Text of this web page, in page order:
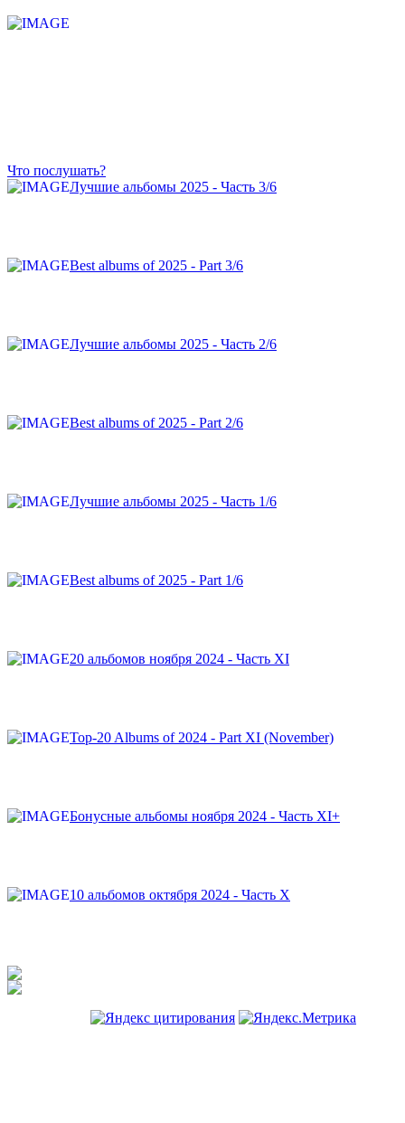
Что послушать?
Лучшие альбомы 2025 - Часть 3/6
Best albums of 2025 - Part 3/6
Лучшие альбомы 2025 - Часть 2/6
Best albums of 2025 - Part 2/6
Лучшие альбомы 2025 - Часть 1/6
Best albums of 2025 - Part 1/6
20 альбомов ноября 2024 - Часть XI
Top-20 Albums of 2024 - Part XI (November)
Бонусные альбомы ноября 2024 - Часть XI+
10 альбомов октября 2024 - Часть X